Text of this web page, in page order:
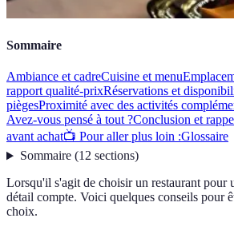
Sommaire
Ambiance et cadreCuisine et menu
rapport qualité-prixRéservations et
piègesProximité avec des activités
Avez-vous pensé à tout ?Conclusion et
avant achat📺 Pour aller plus loin :Glossaire
Sommaire(12 sections)
Lorsqu'il s'agit de choisir un restaurant pour
détail compte. Voici quelques conseils pour
choix.